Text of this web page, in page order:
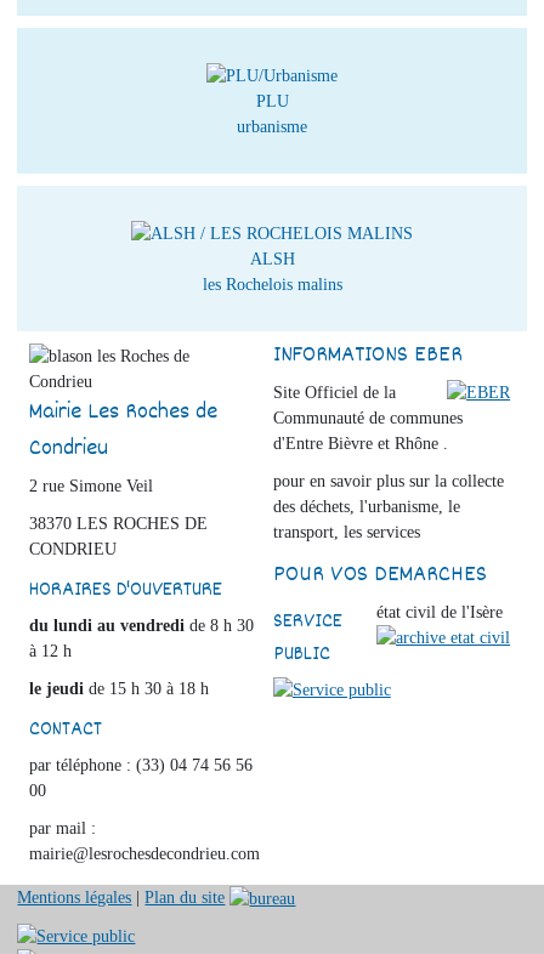
PLU
urbanisme
ALSH
les Rochelois malins
Mairie Les Roches de
Condrieu
2 rue Simone Veil
38370 LES ROCHES DE
CONDRIEU
HORAIRES D'OUVERTURE
du lundi au vendredi de 8 h 30
à 12 h
le jeudi de 15 h 30 à 18 h
CONTACT
par téléphone : (33) 04 74 56 56
00
par mail :
mairie@lesrochesdecondrieu.com
INFORMATIONS EBER
Site Officiel de la
Communauté de communes
d'Entre Bièvre et Rhône .
pour en savoir plus sur la collecte
des déchets, l'urbanisme, le
transport, les services
POUR VOS DEMARCHES
état civil de l'Isère
SERVICE
PUBLIC
Mentions légales |Plan du site